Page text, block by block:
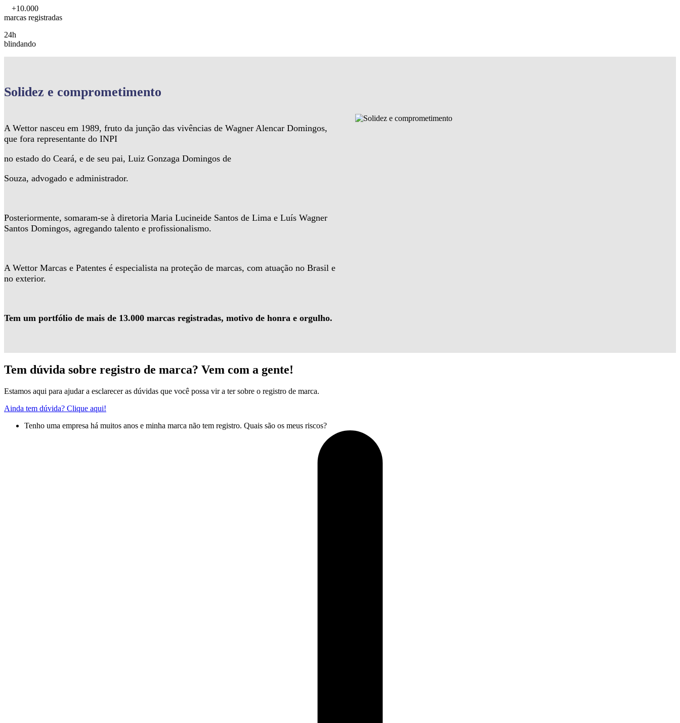
+10.000
marcas registradas
24h
blindando
Solidez e comprometimento
A Wettor nasceu em 1989, fruto da junção das vivências de Wagner Alencar Domingos,
que fora representante do INPI
no estado do Ceará, e de seu pai, Luiz Gonzaga Domingos de
Souza, advogado e administrador.
Posteriormente, somaram-se à diretoria Maria Lucineide Santos de Lima e Luís Wagner
Santos Domingos, agregando talento e profissionalismo.
A Wettor Marcas e Patentes é especialista na proteção de marcas, com atuação no Brasil e
no exterior.
Tem um portfólio de mais de 13.000 marcas registradas, motivo de honra e orgulho.
Tem dúvida sobre registro de marca? Vem com a gente!
Estamos aqui para ajudar a esclarecer as dúvidas que você possa vir a ter sobre o registro de marca.
Ainda tem dúvida? Clique aqui!
Tenho uma empresa há muitos anos e minha marca não tem registro. Quais são os meus riscos?